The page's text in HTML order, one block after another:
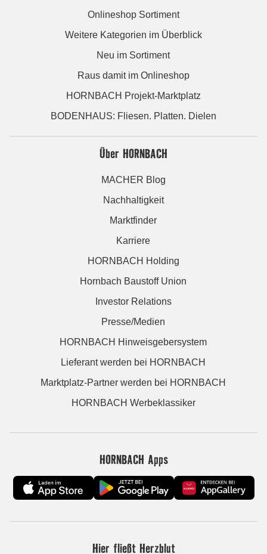
Onlineshop Sortiment
Weitere Kategorien im Überblick
Neu im Sortiment
Raus damit im Onlineshop
HORNBACH Projekt-Marktplatz
BODENHAUS: Fliesen. Platten. Dielen
Über HORNBACH
MACHER Blog
Nachhaltigkeit
Marktfinder
Karriere
HORNBACH Holding
Hornbach Baustoff Union
Investor Relations
Presse/Medien
HORNBACH Hinweisgebersystem
Lieferant werden bei HORNBACH
Marktplatz-Partner werden bei HORNBACH
HORNBACH Werbeklassiker
HORNBACH Apps
Hier fließt Herzblut